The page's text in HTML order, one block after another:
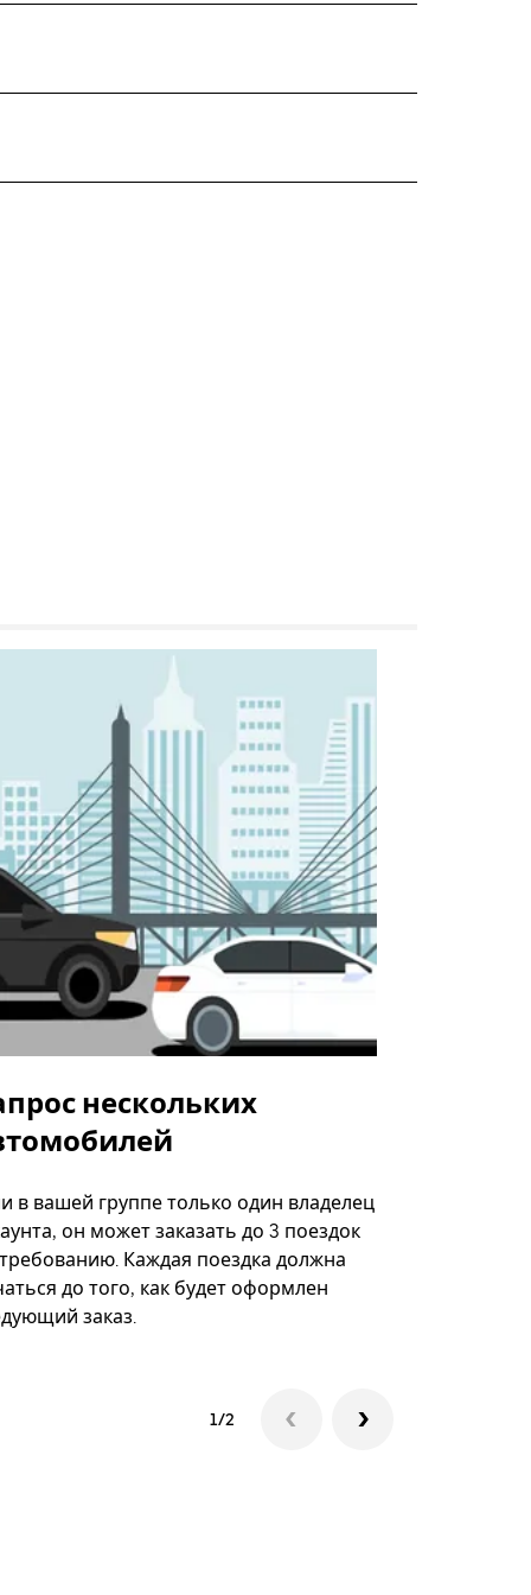
нескольких
в вашей группе только один владелец
он может заказать до 3 поездок
Каждая поездка должна
до того, как будет оформлен
заказ.
1/2